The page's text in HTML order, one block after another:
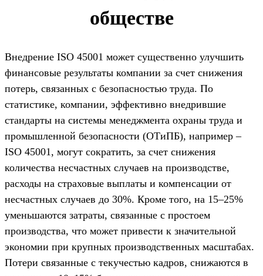
обществе
Внедрение ISO 45001 может существенно улучшить
финансовые результаты компании за счет снижения
потерь, связанных с безопасностью труда. По
статистике, компании, эффективно внедрившие
стандарты на системы менеджмента охраны труда и
промышленной безопасности (ОТиПБ), например –
ISO 45001, могут сократить, за счет снижения
количества несчастных случаев на производстве,
расходы на страховые выплаты и компенсации от
несчастных случаев до 30%. Кроме того, на 15–25%
уменьшаются затраты, связанные с простоем
производства, что может привести к значительной
экономии при крупных производственных масштабах.
Потери связанные с текучестью кадров, снижаются в